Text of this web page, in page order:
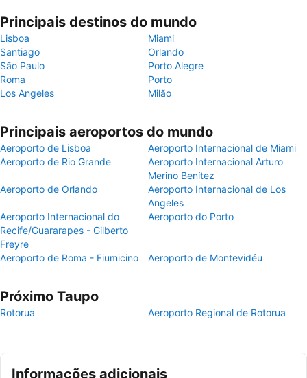
Principais destinos do mundo
Lisboa
Miami
Santiago
Orlando
São Paulo
Porto Alegre
Roma
Porto
Los Angeles
Milão
Principais aeroportos do mundo
Aeroporto de Lisboa
Aeroporto Internacional de Miami
Aeroporto de Rio Grande
Aeroporto Internacional Arturo
Merino Benítez
Aeroporto de Orlando
Aeroporto Internacional de Los
Angeles
Aeroporto Internacional do
Recife/Guararapes - Gilberto
Freyre
Aeroporto do Porto
Aeroporto de Roma - Fiumicino Aeroporto de Montevidéu
Próximo Taupo
Rotorua Aeroporto Regional de Rotorua
Informações adicionais